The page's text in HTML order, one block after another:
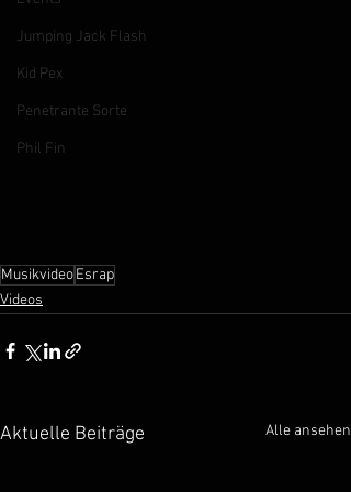
Jumping Jack Flash
Kid Pex
Penetrante Sorte
Phil Fin
MusikvideoEsrap
Videos
Aktuelle Beiträge Alle ansehen